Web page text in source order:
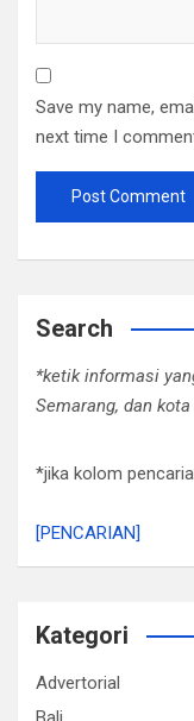
Save my name,
next time I
Search
*ketik informasi
Semarang, dan
*jika kolom
[PENCARIAN]
Kategori
Advertorial